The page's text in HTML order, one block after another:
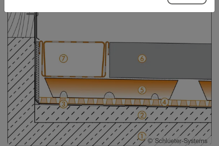
© Schlueter-Systems